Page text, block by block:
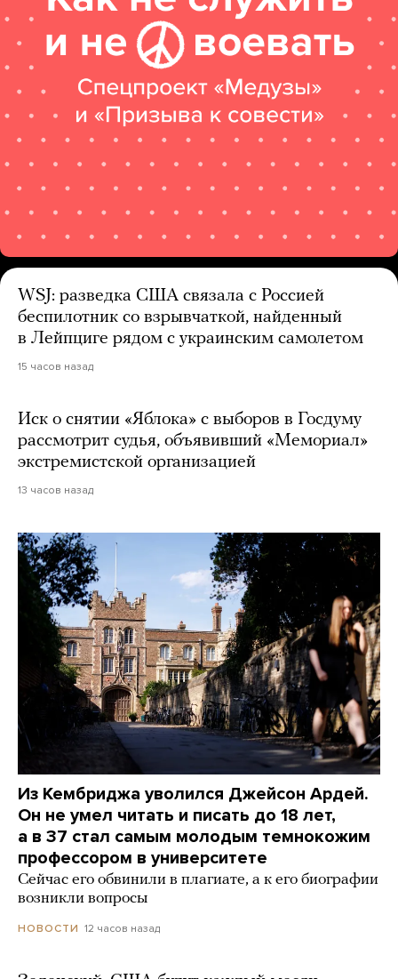
WSJ: разведка США связала с Россией
беспилотник со взрывчаткой, найденный
в Лейпциге рядом с украинским самолетом
15 часов назад
Иск о снятии «Яблока» с выборов в Госдуму
рассмотрит судья, объявивший «Мемориал»
экстремистской организацией
13 часов назад
Из Кембриджа уволился Джейсон Ардей.
Он не умел читать и писать до 18 лет,
а в 37 стал самым молодым темнокожим
профессором в университете
Сейчас его обвинили в плагиате, а к его биографии
возникли вопросы
НОВОСТИ 12 часов назад